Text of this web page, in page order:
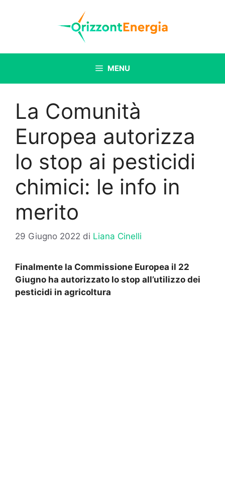
MENU
La Comunità
Europea autorizza
lo stop ai pesticidi
chimici: le info in
merito
29 Giugno 2022 di Liana Cinelli
Finalmente la Commissione Europea il 22
Giugno ha autorizzato lo stop all’utilizzo dei
pesticidi in agricoltura